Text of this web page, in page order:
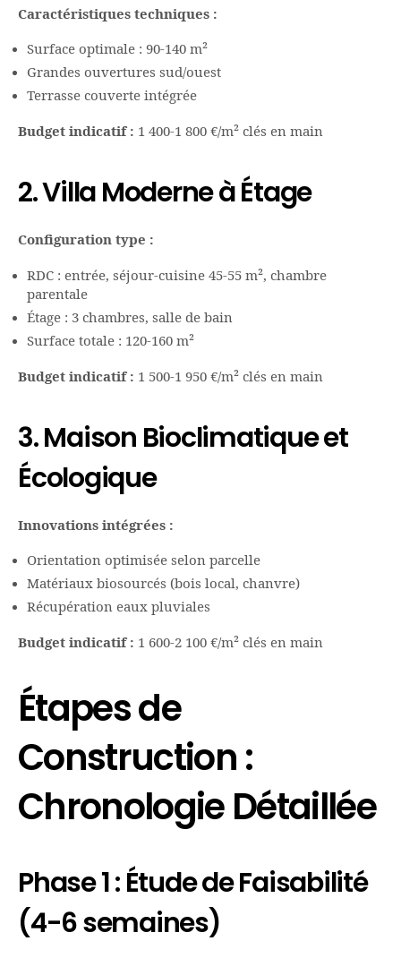
Caractéristiques techniques :
Surface optimale : 90-140 m²
Grandes ouvertures sud/ouest
Terrasse couverte intégrée
Budget indicatif : 1 400-1 800 €/m² clés en main
2. Villa Moderne à Étage
Configuration type :
RDC : entrée, séjour-cuisine 45-55 m², chambre
parentale
Étage : 3 chambres, salle de bain
Surface totale : 120-160 m²
Budget indicatif : 1 500-1 950 €/m² clés en main
3. Maison Bioclimatique et
Écologique
Innovations intégrées :
Orientation optimisée selon parcelle
Matériaux biosourcés (bois local, chanvre)
Récupération eaux pluviales
Budget indicatif : 1 600-2 100 €/m² clés en main
Étapes de
Construction :
Chronologie Détaillée
Phase 1 : Étude de Faisabilité
(4-6 semaines)